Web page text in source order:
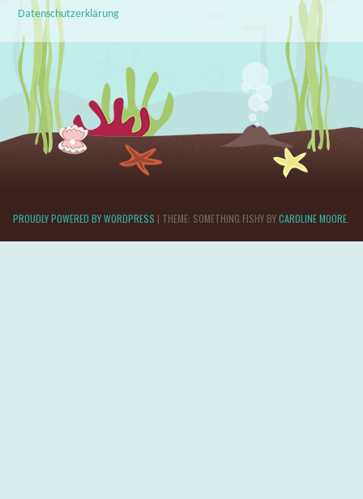
Datenschutzerklärung
PROUDLY POWERED BY WORDPRESS | THEME: SOMETHING FISHY BYCAROLINE MOORE